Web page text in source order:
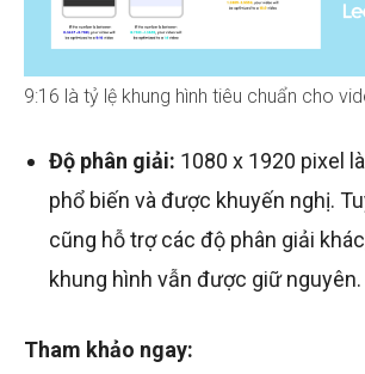
9:16 là tỷ lệ khung hình tiêu chuẩn cho
Độ phân giải: 1080 x 1920 pixel
phổ biến và được khuyến nghị.
cũng hỗ trợ các độ phân giải
khung hình vẫn được giữ nguyên.
Tham khảo ngay: